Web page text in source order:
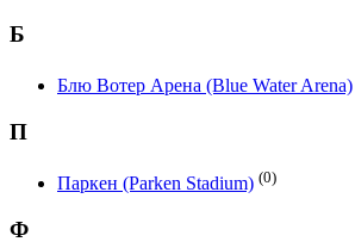
Б
Блю Вотер Арена (Blue Water Arena)
П
Паркен (Parken Stadium) (0)
Ф